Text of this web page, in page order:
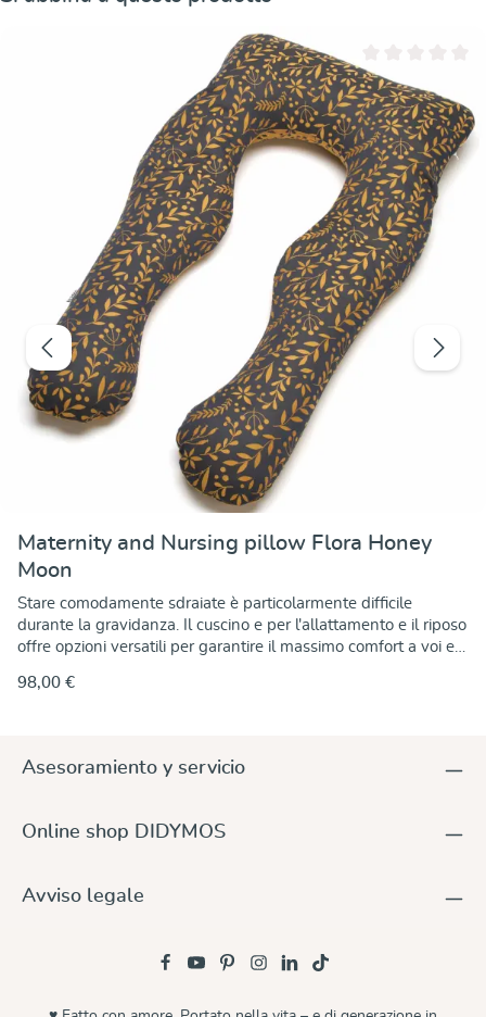
Valutazione
Maternity and Nursing pillow Flora Honey
Moon
Stare comodamente sdraiate è particolarmente difficile
durante la gravidanza. Il cuscino e per l'allattamento e il riposo
offre opzioni versatili per garantire il massimo comfort a voi e
sostiene quando dormite comodamente sul fianco e allevia la
utilizzare il cuscino per posizionarvi in qualsiasi situazione, sia a
il cuscino consente di trovare la posizione ottimale per voi e
per il vostro bambino, formando così un nido accogliente per
posizionamento è talmente accogliente che non vorrete più
rinunciare a questa sensazione di morbidezza e coccole anche
riposo e il posizionamento. Dimensioni: 120 x 60 cm.
Copricuscino esterno sfoderabile in cotone biologico al 100%.
98,00 €
Asesoramiento y servicio
Online shop DIDYMOS
Avviso legale